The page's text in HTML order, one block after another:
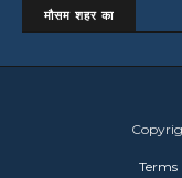
मौसम शहर का
Terms